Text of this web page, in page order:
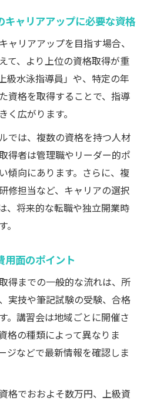
キャリアアップに必要な資格
ャリアアップを目指す場合、
て、より上位の資格取得が重
級水泳指導員」や、特定の年
資格を取得することで、指導
く広がります。
では、複数の資格を持つ人材
得者は管理職やリーダー的ポ
傾向にあります。さらに、複
修担当など、キャリアの選択
、将来的な転職や独立開業時
用面のポイント
得までの一般的な流れは、所
実技や筆記試験の受験、合格
。講習会は地域ごとに開催さ
格の種類によって異なりま
ジなどで最新情報を確認しま
格でおおよそ数万円、上級資